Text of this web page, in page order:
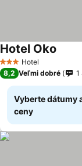
3 Počet hviezdičiek
Hotel
Hotel Oko
8,2 Veľmi dobré 1
Vyberte dátumy
ceny